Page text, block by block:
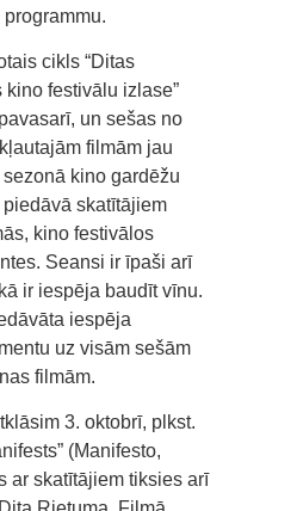
cikls “Ditas
kino festivālu izlase”
un sešas no
filmām jau
kino gardēžu
skatītājiem
kino festivālos
Seansi ir īpaši arī
ir iespēja baudīt vīnu.
iespēja
uz visām sešām
filmām.
3. oktobrī, plkst.
(Manifesto,
ar skatītājiem tiksies arī